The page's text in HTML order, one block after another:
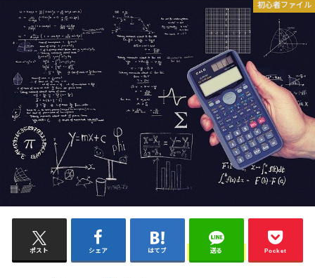
初心者ファイル
ポスト シェア はてブ 送る Pocket